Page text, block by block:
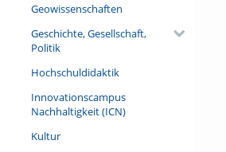
Geowissenschaften
Geschichte, Gesellschaft,
Politik
Hochschuldidaktik
Innovationscampus
Nachhaltigkeit (ICN)
Kultur